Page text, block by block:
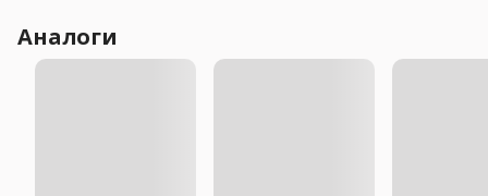
Аналоги